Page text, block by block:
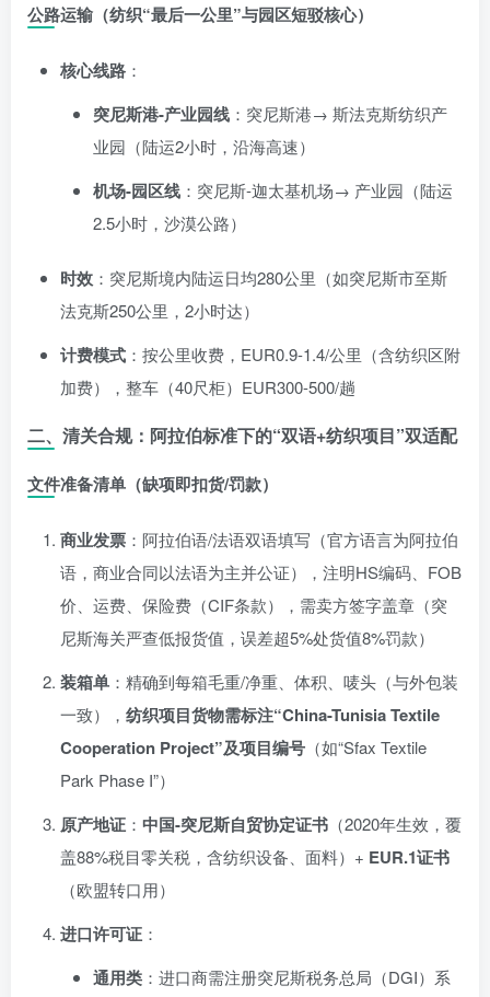
公路运输 （纺织“最后一公里”与园区短驳核心）
核心线路 ：
突尼斯港-产业园线 ：突尼斯港→ 斯法克斯纺织产
业园（陆运2小时，沿海高速）
机场-园区线 ：突尼斯-迦太基机场→ 产业园（陆运
2.5小时，沙漠公路）
时效 ：突尼斯境内陆运日均280公里（如突尼斯市至斯
法克斯250公里，2小时达）
计费模式 ：按公里收费，EUR0.9-1.4/公里（含纺织区附
加费），整车（40尺柜）EUR300-500/趟
二、清关合规：阿拉伯标准下的“双语+纺织项目”双适配
文件准备清单（缺项即扣货/罚款）
商业发票 ：阿拉伯语/法语双语填写（官方语言为阿拉伯
语，商业合同以法语为主并公证），注明HS编码、FOB
价、运费、保险费（CIF条款），需卖方签字盖章（突
尼斯海关严查低报货值，误差超5%处货值8%罚款）
装箱单 ：精确到每箱毛重/净重、体积、唛头（与外包装
一致）， 纺织项目货物需标注“China-Tunisia Textile
Cooperation Project”及项目编号 （如“Sfax Textile
Park Phase I”）
原产地证 ： 中国-突尼斯自贸协定证书 （2020年生效，覆
盖88%税目零关税，含纺织设备、面料）+ EUR.1证书
（欧盟转口用）
进口许可证 ：
通用类 ：进口商需注册突尼斯税务总局（DGI）系